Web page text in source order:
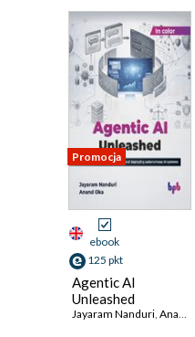
Promocja
ebook
125 pkt
Agentic AI
Unleashed
Jayaram Nanduri Anand Oka